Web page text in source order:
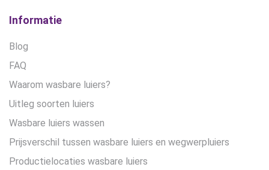
Informatie
Blog
FAQ
Waarom wasbare luiers?
Uitleg soorten luiers
Wasbare luiers wassen
Prijsverschil tussen wasbare luiers en wegwerpluiers
Productielocaties wasbare luiers